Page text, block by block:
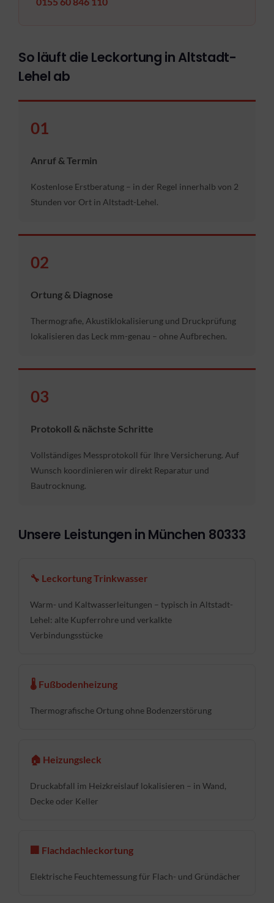
So läuft die Leckortung in Altstadt-
Lehel ab
01
Anruf & Termin
Kostenlose Erstberatung – in der Regel innerhalb von 2
Stunden vor Ort in Altstadt-Lehel.
02
Ortung & Diagnose
Thermografie, Akustiklokalisierung und Druckprüfung
lokalisieren das Leck mm-genau – ohne Aufbrechen.
03
Protokoll & nächste Schritte
Vollständiges Messprotokoll für Ihre Versicherung. Auf
Wunsch koordinieren wir direkt Reparatur und
Bautrocknung.
Unsere Leistungen in München 80333
🔧 Leckortung Trinkwasser
Warm- und Kaltwasserleitungen – typisch in Altstadt-
Lehel: alte Kupferrohre und verkalkte
Verbindungsstücke
🌡 Fußbodenheizung
Thermografische Ortung ohne Bodenzerstörung
🏠 Heizungsleck
Druckabfall im Heizkreislauf lokalisieren – in Wand,
Decke oder Keller
🏢 Flachdachleckortung
Elektrische Feuchtemessung für Flach- und Gründächer